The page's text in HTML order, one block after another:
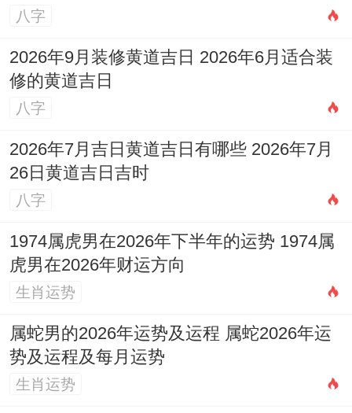
八字
2026年9月装修黄道吉日 2026年6月适合装
修的黄道吉日
八字
2026年7月吉日黄道吉日有哪些 2026年7月
26日黄道吉日吉时
八字
1974属虎男在2026年下半年的运势 1974属
虎男在2026年财运方向
生肖运势
属蛇男的2026年运势及运程 属蛇2026年运
势及运程及每月运势
生肖运势